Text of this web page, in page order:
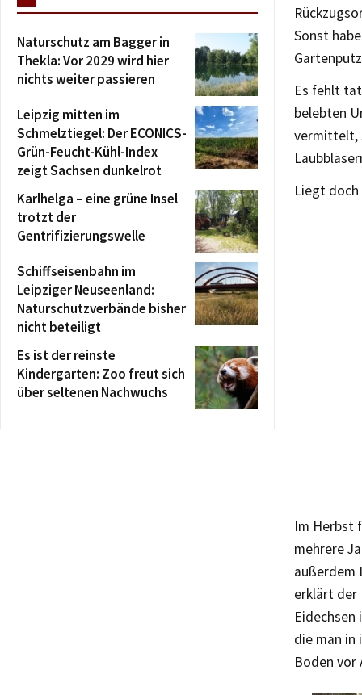
Sonst
Es fehlt
belebten
vermittelt,
Liegt doch
Im Herbst
mehrere
außerdem
erklärt der
die man in
Boden vor
Naturschutz am Bagger in
Thekla: Vor 2029 wird hier
nichts weiter passieren
Leipzig mitten im
Schmelztiegel: Der ECONICS-
Grün-Feucht-Kühl-Index
zeigt Sachsen dunkelrot
Karlhelga – eine grüne Insel
trotzt der
Gentrifizierungswelle
Schiffseisenbahn im
Leipziger Neuseenland:
Naturschutzverbände bisher
nicht beteiligt
Es ist der reinste
Kindergarten: Zoo freut sich
über seltenen Nachwuchs